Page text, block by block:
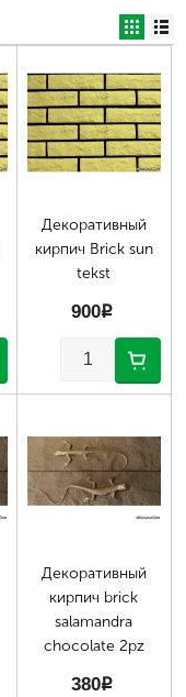
Декоративный
кирпич Brick sun
tekst
900p
Декоративный
кирпич brick
salamandra
chocolate 2pz
380p